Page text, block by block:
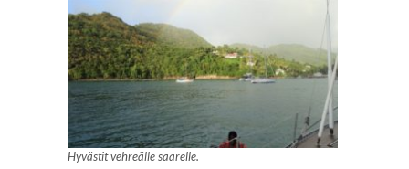
Hyvästit vehreälle saarelle.